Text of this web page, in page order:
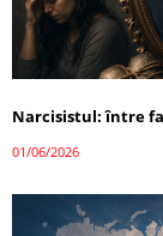
Narcisistul: între
01/06/2026